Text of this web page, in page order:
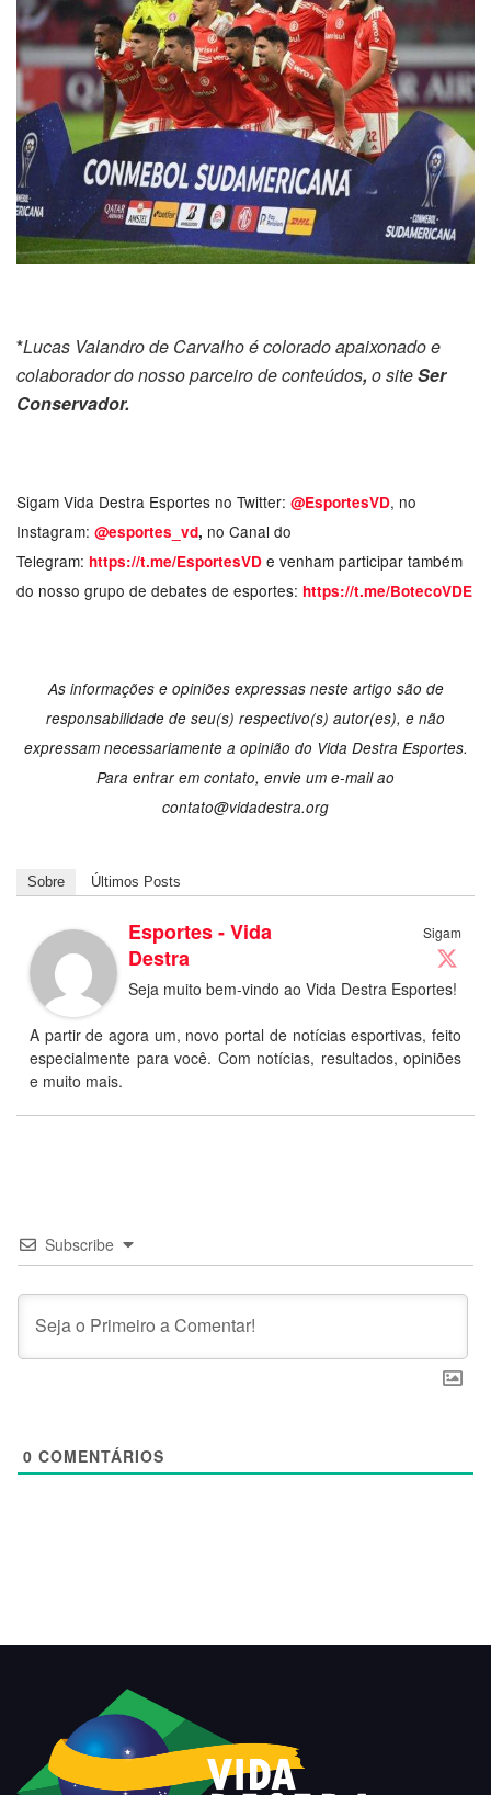
*Lucas Valandro de Carvalho é colorado apaixonado e
colaborador do nosso parceiro de conteúdos, o siteSer
Conservador.
Sigam Vida Destra Esportes no Twitter: @EsportesVD, no
Instagram: @esportes_vd, no Canal do
Telegram: https://t.me/EsportesVD e venham participar também
do nosso grupo de debates de esportes: https://t.me/BotecoVDE
As informações e opiniões expressas neste artigo são de
responsabilidade de seu(s) respectivo(s) autor(es), e não
expressam necessariamente a opinião do Vida Destra Esportes.
Para entrar em contato, envie um e-mail ao
contato@vidadestra.org
Sobre Últimos Posts
Sigam
Esportes - Vida
Destra
Seja muito bem-vindo ao Vida Destra Esportes!
A partir de agora um, novo portal de notícias esportivas, feito
especialmente para você. Com notícias, resultados, opiniões
e muito mais.
Subscribe
0 COMENTÁRIOS